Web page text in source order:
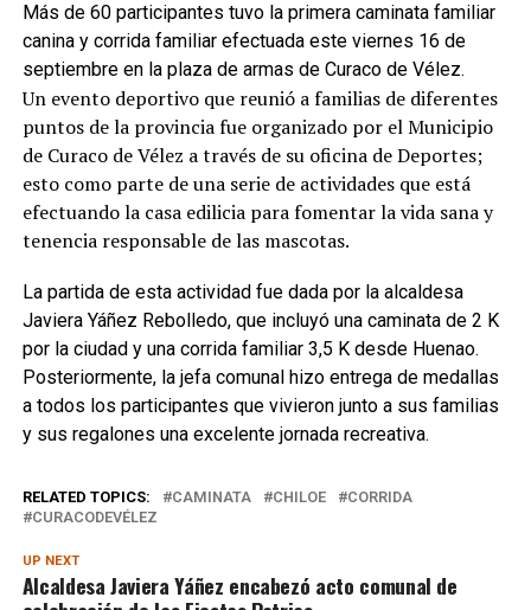
Más de 60 participantes tuvo la primera caminata familiar
canina y corrida familiar efectuada este viernes 16 de
septiembre en la plaza de armas de Curaco de Vélez.
Un evento deportivo que reunió a familias de diferentes
puntos de la provincia fue organizado por el Municipio
de Curaco de Vélez a través de su oficina de Deportes;
esto como parte de una serie de actividades que está
efectuando la casa edilicia para fomentar la vida sana y
tenencia responsable de las mascotas.
La partida de esta actividad fue dada por la alcaldesa
Javiera Yáñez Rebolledo, que incluyó una caminata de 2 K
por la ciudad y una corrida familiar 3,5 K desde Huenao.
Posteriormente, la jefa comunal hizo entrega de medallas
a todos los participantes que vivieron junto a sus familias
y sus regalones una excelente jornada recreativa.
RELATED TOPICS: CAMINATA CHILOE
CORRIDA
CURACODEVÉLEZ
UP NEXT
Alcaldesa Javiera Yáñez encabezó acto comunal de